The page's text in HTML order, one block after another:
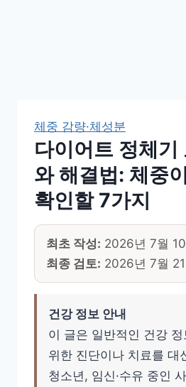
체중 감량·체성분
다이어트 정체기
와 해결법: 체중
확인할 7가지
최초 작성: 2026년 7월
최종 검토: 2026년 7월 21
건강 정보 안내
이 글은 일반적인 건강
위한 진단이나 치료를 대
청소년, 임신·수유 중인